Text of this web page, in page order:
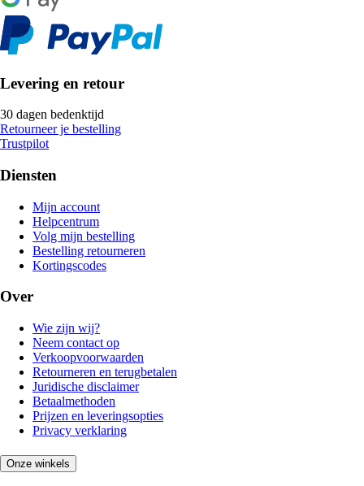
Levering en retour
30 dagen bedenktijd
Retourneer je bestelling
Trustpilot
Diensten
Mijn account
Helpcentrum
Volg mijn bestelling
Bestelling retourneren
Kortingscodes
Over
Wie zijn wij?
Neem contact op
Verkoopvoorwaarden
Retourneren en terugbetalen
Juridische disclaimer
Betaalmethoden
Prijzen en leveringsopties
Privacy verklaring
Onze winkels